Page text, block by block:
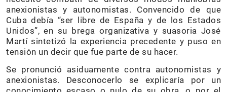
anexionistas y autonomistas. Convencido de que
Cuba debía “ser libre de España y de los Estados
Unidos”, en su brega organizativa y suasoria José
Martí sintetizó la experiencia precedente y puso en
tensión un decir que fue parte de su hacer.
Se pronunció asiduamente contra autonomistas y
anexionistas. Desconocerlo se explicaría por un